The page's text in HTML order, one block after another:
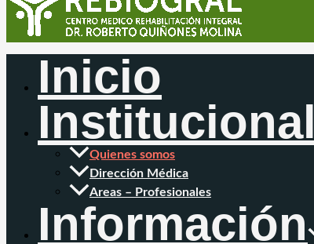
Inicio
Institucional
Quienes somos
Dirección Médica
Areas – Profesionales
Información